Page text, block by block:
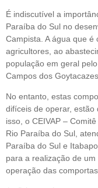
É indiscutível a
Paraíba do Sul no
Campista. A água que
agricultores, ao
população em geral
Campos dos Goytacazes.
No entanto, estas
difíceis de operar, estão
isso, o CEIVAP –
Rio Paraíba do Sul,
Paraíba do Sul e
para a realização de
operação das comportas